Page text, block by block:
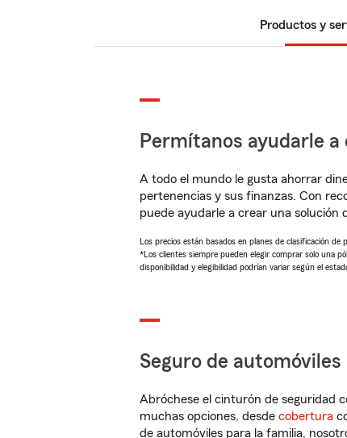
Productos y
Permítanos ayudarle
A todo el mundo le gusta ahorrar
pertenencias y sus finanzas. Con
puede ayudarle a crear una solución
Los precios están basados en planes de clasificación
*Los clientes siempre pueden elegir comprar solo una
disponibilidad y elegibilidad podrían variar según el
Seguro de automóviles
Abróchese el cinturón de seguridad
muchas opciones, desde cobertura
de automóviles para la familia,